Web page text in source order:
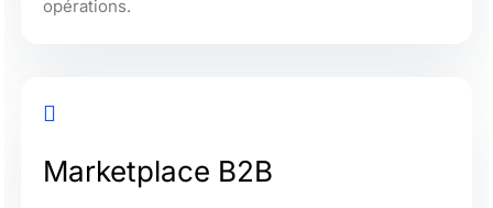
opérations.

Marketplace B2B